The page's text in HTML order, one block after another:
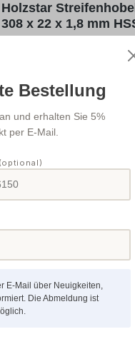
Holzstar
308 x 22 x 1,8 mm
Stück)
Technische Daten
Gewichte Länge
Breite/Tiefe (Produkt)
Höhe (Produkt) ca.22,0 mm
Regulärer Preis:
38,67 €
Bestellung
und erhalten Sie 5%
per E-Mail.
(optional)
E-Mail über Neuigkeiten,
Die Abmeldung ist